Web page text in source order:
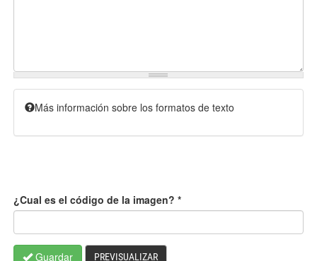
Más información sobre los formatos de texto
¿Cual es el código de la imagen? *
Guardar PREVISUALIZAR